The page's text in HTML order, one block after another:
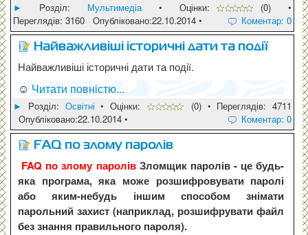
► Pозділ: Мультимедіа• Оцінки:
(0) •
Переглядів: 3160 Опубліковано:22.10.2014 •
Коментар: 0
Найважливіші історичні дати та події
Найважливіші історичні дати та події.
☺ Читати повністю...
► Pозділ: Освітні • Оцінки:
(0) • Переглядів: 4711
Опубліковано:22.10.2014 •
Коментар: 0
FAQ по злому паролів
FAQ по злому паролівЗломщик паролів - це будь-
яка програма, яка може розшифровувати паролі
або яким-небудь іншим способом знімати
парольний захист (наприклад, розшифрувати файл
без знання правильного пароля).